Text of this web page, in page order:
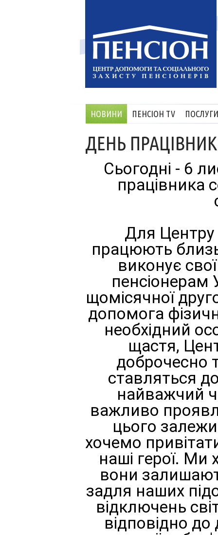
НОВИНИ ПЕНСІОН TV ПОСЛУГИ
ДЕНЬ
Сьогодні - 6
працівника
працюють
виконує
пенсіонерам
щомісячної
допомога
необхідний
щастя,
доброчесно
ставляться
найважчий
важливо
цього
хочемо
наші герої.
вони
задля наших
відключень
відповідно